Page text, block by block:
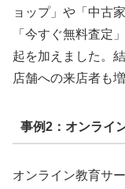
ョップ」や「中古
「今すぐ無料査定
起を加えました。
店舗への来店者も
事例2：オンライ
オンライン教育サ